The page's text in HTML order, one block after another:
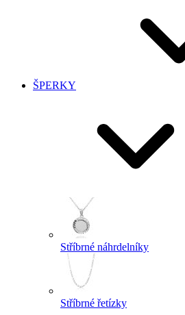
ŠPERKY
Stříbrné náhrdelníky
Stříbrné řetízky